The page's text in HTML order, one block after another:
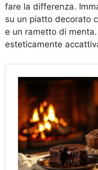
fare la differenza.
su un piatto decorato
e un rametto di
esteticamente